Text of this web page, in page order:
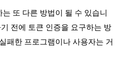
또 다른 방법이 될 수 있습니
전에 토큰 인증을 요구하는 방
패한 프로그램이나 사용자는 거